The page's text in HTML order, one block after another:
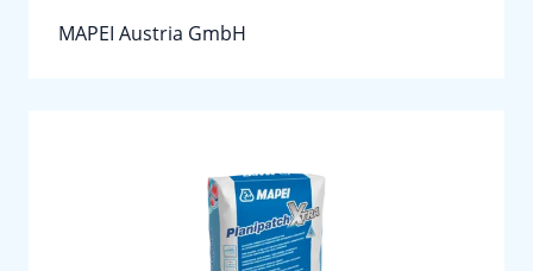
MAPEI Austria GmbH